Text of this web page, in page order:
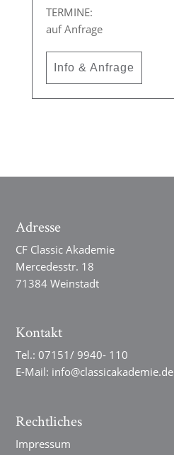
TERMINE:
auf Anfrage
Info & Anfrage
Adresse
CF Classic Akademie
Mercedesstr. 18
71384 Weinstadt
Kontakt
Tel.:07151/ 9940- 110
E-Mail: info@classicakademie.de
Rechtliches
Impressum